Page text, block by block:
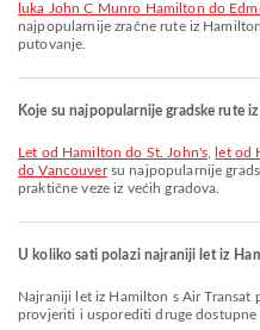
luka John C Munro Hamilton do
najpopularnije zračne rute iz
putovanje.
Koje su najpopularnije gradske rute
let od Hamilton do St. John's let od
do Vancouversu najpopularnije
praktične veze iz većih gradova.
U koliko sati polazi najraniji let iz
Najraniji let iz Hamilton s Air Transat polijeće u 07:25. Ovaj raspored možete
provjeriti i usporediti druge dostupne